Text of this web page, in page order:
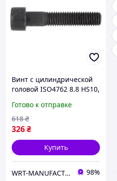
Винт с цилиндрической
головой ISO4762 8.8 HS10,
WURTH ( арт. 00821225 )
Готово к отправке
326₴
618 ₴
Купить
WRT-MANUFACTURING 98%